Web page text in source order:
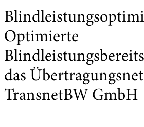
Optimierte
das
TransnetBW GmbH